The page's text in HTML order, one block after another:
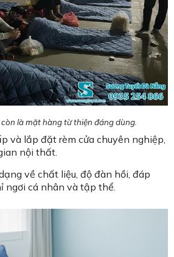
là mặt hàng từ thiện đáng dùng.
và lắp đặt rèm cửa chuyên nghiệp,
nội thất.
về chất liệu, độ đàn hồi, đáp
ngơi cá nhân và tập thể.